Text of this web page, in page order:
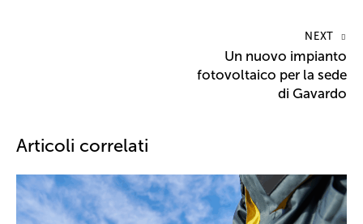
NEXT
Un nuovo impianto
fotovoltaico per la sede
di Gavardo
Articoli correlati